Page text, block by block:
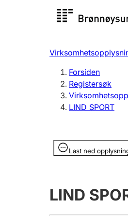
Registersøk
Registrere, endre,
Forsiden
Registersøk
LIND SPORT
Last ned
Opplysninger er skjult
LIND